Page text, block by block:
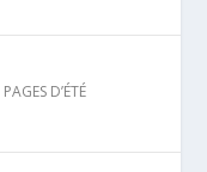
PAGES D’ÉTÉ